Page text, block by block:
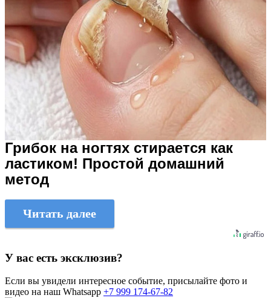
Грибок на ногтях стирается как
ластиком! Простой домашний
метод
Читать далее
У вас есть эксклюзив?
Если вы увидели интересное событие, присылайте фото и
видео на наш Whatsapp +7 999 174-67-82